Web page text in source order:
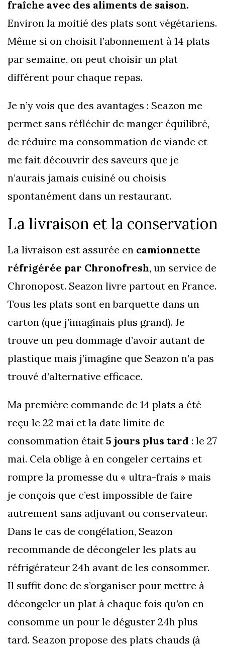
fraîche avec des aliments de saison.
Environ la moitié des plats sont végétariens.
Même si on choisit l’abonnement à 14 plats
par semaine, on peut choisir un plat
différent pour chaque repas.
Je n’y vois que des avantages : Seazon me
permet sans réfléchir de manger équilibré,
de réduire ma consommation de viande et
me fait découvrir des saveurs que je
n’aurais jamais cuisiné ou choisis
spontanément dans un restaurant.
La livraison et la conservation
La livraison est assurée en camionnette
réfrigérée par Chronofresh, un service de
Chronopost. Seazon livre partout en France.
Tous les plats sont en barquette dans un
carton (que j’imaginais plus grand). Je
trouve un peu dommage d’avoir autant de
plastique mais j’imagine que Seazon n’a pas
trouvé d’alternative efficace.
Ma première commande de 14 plats a été
reçu le 22 mai et la date limite de
consommation était 5 jours plus tard : le 27
mai. Cela oblige à en congeler certains et
rompre la promesse du « ultra-frais » mais
je conçois que c’est impossible de faire
autrement sans adjuvant ou conservateur.
Dans le cas de congélation, Seazon
recommande de décongeler les plats au
réfrigérateur 24h avant de les consommer.
Il suffit donc de s’organiser pour mettre à
décongeler un plat à chaque fois qu’on en
consomme un pour le déguster 24h plus
tard. Seazon propose des plats chauds (à